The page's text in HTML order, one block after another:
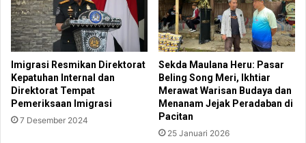
Imigrasi Resmikan Direktorat
Kepatuhan Internal dan
Direktorat Tempat
Pemeriksaan Imigrasi
7 Desember 2024
Sekda Maulana Heru: Pasar
Beling Song Meri, Ikhtiar
Merawat Warisan Budaya dan
Menanam Jejak Peradaban di
Pacitan
25 Januari 2026